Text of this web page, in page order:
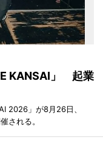
KANSAI」 起業
2026」が8月26日、
される。